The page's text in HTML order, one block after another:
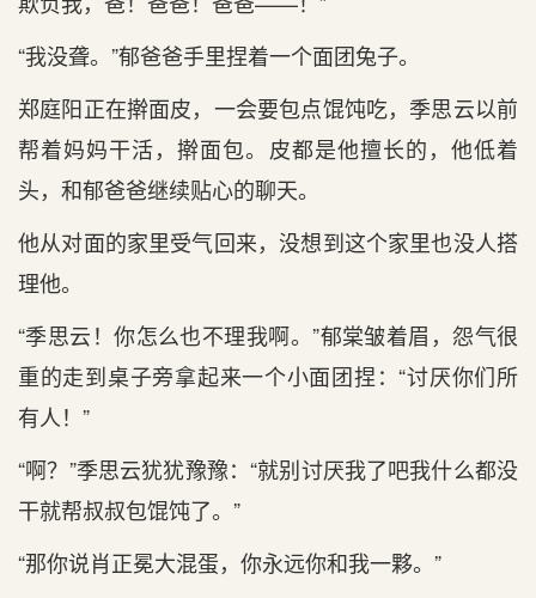
“我没聋。”郁爸爸手里捏着一个面团兔子。
郑庭阳正在擀面皮，一会要包点馄饨吃，季思云以前
帮着妈妈干活，擀面包。皮都是他擅长的，他低着
头，和郁爸爸继续贴心的聊天。
他从对面的家里受气回来，没想到这个家里也没人搭
理他。
“季思云！你怎么也不理我啊。”郁棠皱着眉，怨气很
重的走到桌子旁拿起来一个小面团捏：“讨厌你们所
有人！”
“啊？”季思云犹犹豫豫：“就别讨厌我了吧我什么都没
干就帮叔叔包馄饨了。”
“那你说肖正冕大混蛋，你永远你和我一夥。”